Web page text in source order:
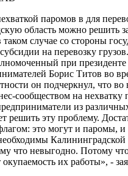
паромов в для
область можно решить
случае со стороны
на перевозку
при
Борис Титов во
он подчеркнул, что во
сообществом на нехватку
из
решить эту проблему.
это могут и паромы, и
что невыгодно. Потому
окупаемость их работы», -